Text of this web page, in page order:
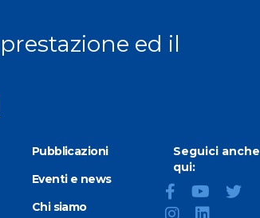
ed il
Pubblicazioni
Eventi e news
Chi siamo
Seguici anche
qui: